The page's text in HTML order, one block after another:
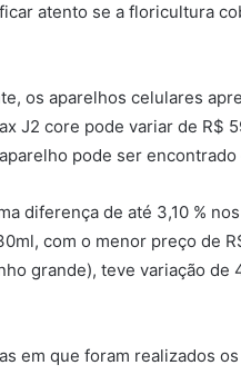
atento se a floricultura
os aparelhos celulares
J2 core pode variar de R$
pode ser
diferença de até 3,10 %
com o menor preço de
grande), teve variação de
em que foram realizados